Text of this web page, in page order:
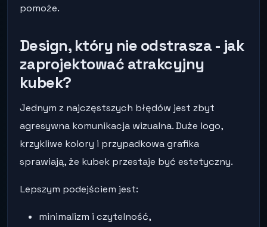
pomoże.
Design, który nie odstrasza - jak
zaprojektować atrakcyjny
kubek?
Jednym z najczęstszych błędów jest zbyt
agresywna komunikacja wizualna. Duże logo,
krzykliwe kolory i przypadkowa grafika
sprawiają, że kubek przestaje być estetyczny.
Lepszym podejściem jest:
minimalizm i czytelność,